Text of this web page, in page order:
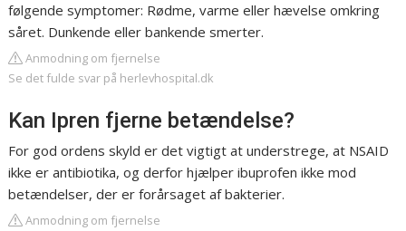
følgende symptomer: Rødme, varme eller hævelse omkring
såret. Dunkende eller bankende smerter.
Anmodning om fjernelse
Se det fulde svar på herlevhospital.dk
Kan Ipren fjerne betændelse?
For god ordens skyld er det vigtigt at understrege, at NSAID
ikke er antibiotika, og derfor hjælper ibuprofen ikke mod
betændelser, der er forårsaget af bakterier.
Anmodning om fjernelse